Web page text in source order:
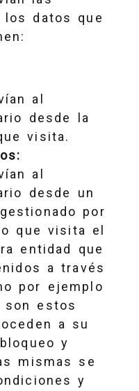
datos que
al
desde la
visita.
al
desde un
por
que visita el
entidad que
a través
por ejemplo
son estos
a su
y
mismas se
y